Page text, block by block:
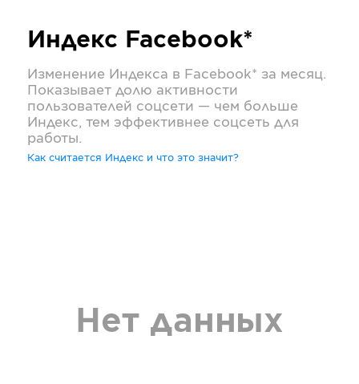
Индекс Facebook*
Изменение Индекса в Facebook* за месяц.
Показывает долю активности
пользователей соцсети — чем больше
Индекс, тем эффективнее соцсеть для
работы.
Как считается Индекс и что это значит?
Нет данных